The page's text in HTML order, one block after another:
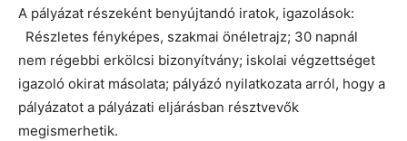
A pályázat részeként benyújtandó iratok, igazolások:
Részletes fényképes, szakmai önéletrajz; 30 napnál
nem régebbi erkölcsi bizonyítvány; iskolai végzettséget
igazoló okirat másolata; pályázó nyilatkozata arról, hogy a
pályázatot a pályázati eljárásban résztvevők
megismerhetik.